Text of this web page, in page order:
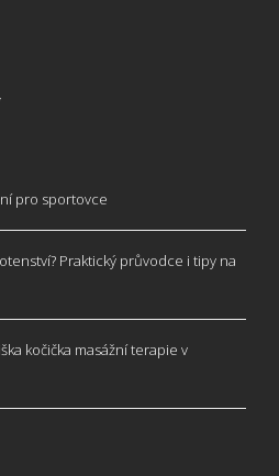
pro sportovce
Praktický průvodce i tipy na
kočička masážní terapie v